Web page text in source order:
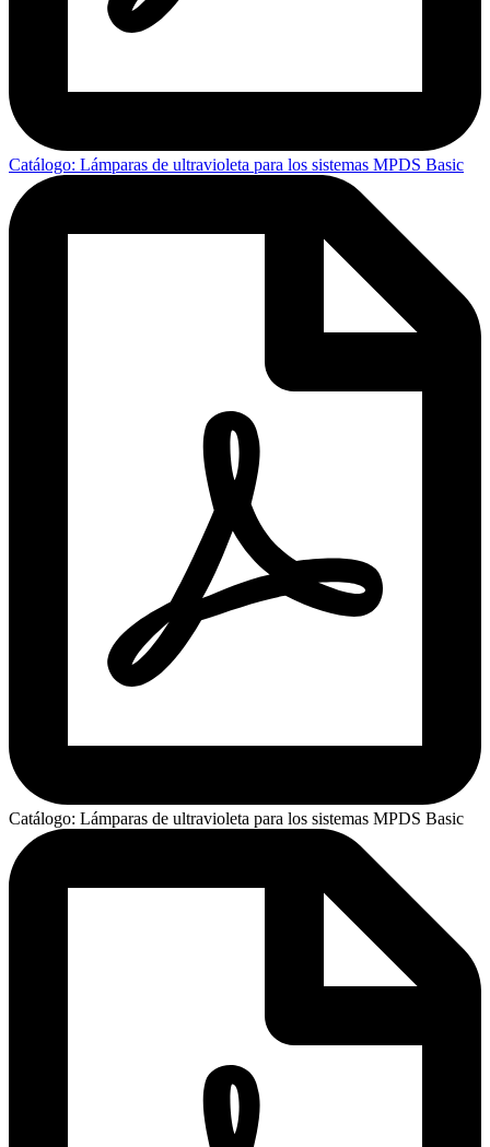
Catálogo: Lámparas de ultravioleta para los sistemas MPDS Basic
Catálogo: Lámparas de ultravioleta para los sistemas MPDS Basic